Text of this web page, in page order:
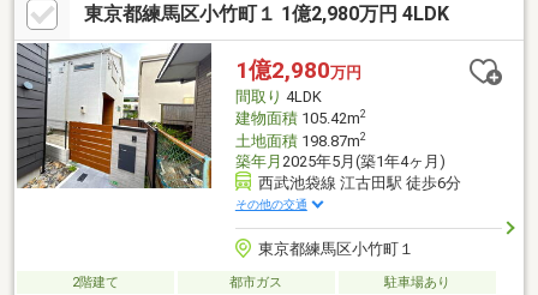
東京都練馬区小竹町１ 1億2,980万円 4LDK
1億2,980万円
間取り 4LDK
建物面積105.42m2
土地面積198.87m2
築年月 2025年5月(築1年4ヶ月)
西武池袋線 江古田駅 徒歩6分
その他の交通
東京都練馬区小竹町１
2階建て 都市ガス
駐車場あり